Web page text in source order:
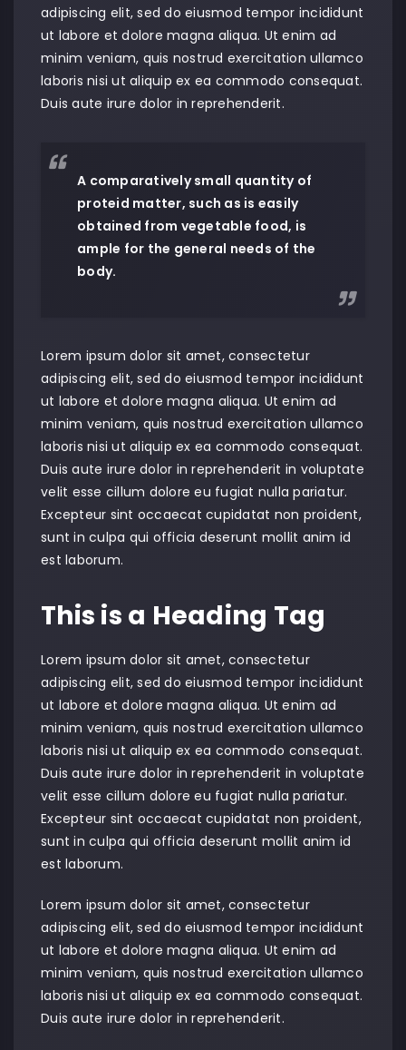
adipiscing elit, sed do eiusmod tempor incididunt
ut labore et dolore magna aliqua. Ut enim ad
minim veniam, quis nostrud exercitation ullamco
laboris nisi ut aliquip ex ea commodo consequat.
Duis aute irure dolor in reprehenderit.
A comparatively small quantity of
proteid matter, such as is easily
obtained from vegetable food, is
ample for the general needs of the
body.
Lorem ipsum dolor sit amet, consectetur
adipiscing elit, sed do eiusmod tempor incididunt
ut labore et dolore magna aliqua. Ut enim ad
minim veniam, quis nostrud exercitation ullamco
laboris nisi ut aliquip ex ea commodo consequat.
Duis aute irure dolor in reprehenderit in voluptate
velit esse cillum dolore eu fugiat nulla pariatur.
Excepteur sint occaecat cupidatat non proident,
sunt in culpa qui officia deserunt mollit anim id
est laborum.
This is a Heading Tag
Lorem ipsum dolor sit amet, consectetur
adipiscing elit, sed do eiusmod tempor incididunt
ut labore et dolore magna aliqua. Ut enim ad
minim veniam, quis nostrud exercitation ullamco
laboris nisi ut aliquip ex ea commodo consequat.
Duis aute irure dolor in reprehenderit in voluptate
velit esse cillum dolore eu fugiat nulla pariatur.
Excepteur sint occaecat cupidatat non proident,
sunt in culpa qui officia deserunt mollit anim id
est laborum.
Lorem ipsum dolor sit amet, consectetur
adipiscing elit, sed do eiusmod tempor incididunt
ut labore et dolore magna aliqua. Ut enim ad
minim veniam, quis nostrud exercitation ullamco
laboris nisi ut aliquip ex ea commodo consequat.
Duis aute irure dolor in reprehenderit.